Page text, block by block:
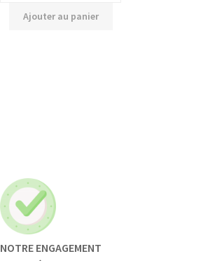
Ajouter au panier
NOTRE ENGAGEMENT